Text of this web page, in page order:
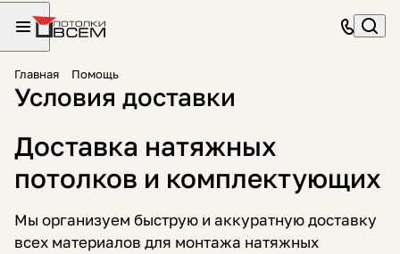
Главная Помощь
Условия доставки
Доставка натяжных
потолков и комплектующих
Мы организуем быструю и аккуратную доставку
всех материалов для монтажа натяжных